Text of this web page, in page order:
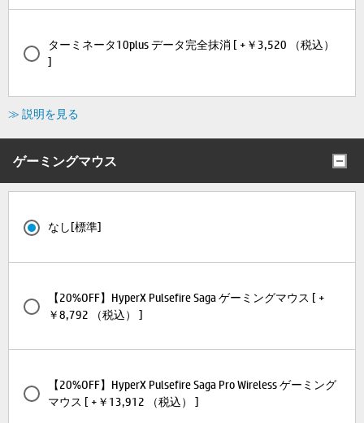
ターミネータ10plus データ完全抹消 [ +￥3,520 （税込）
]
≫ 説明を見る
ゲーミングマウス
なし[標準]
【20%OFF】HyperX Pulsefire Saga ゲーミングマウス [ +
￥8,792 （税込） ]
【20%OFF】HyperX Pulsefire Saga Pro Wireless ゲーミング
マウス [ +￥13,912 （税込） ]